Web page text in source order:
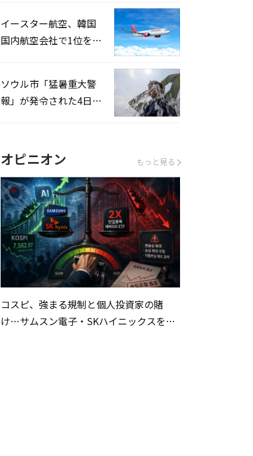
イースター航空、韓国
国内航空会社で1位を記
ソウル市「猛暑重大警
報」が発令された4日、
オピニオン もっと見る
コスピ、強まる規制と個人投資家の賭
け…サムスン電子・SKハイニックスを巡